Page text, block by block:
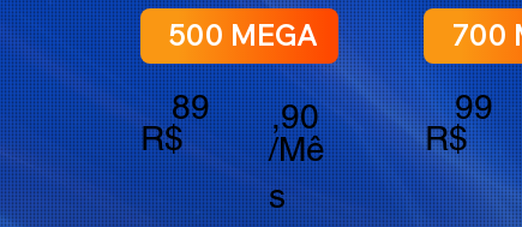
/Mê
s
,90
89
R$
500 MEGA
99
R$
700